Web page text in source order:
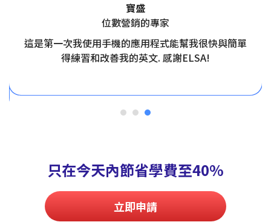
寶盛
位數營銷的專家
這是第一次我使用手機的應用程式能幫我很快與簡單
得練習和改善我的英文. 感謝ELSA!
只在今天內節省學費至40%
立即申請